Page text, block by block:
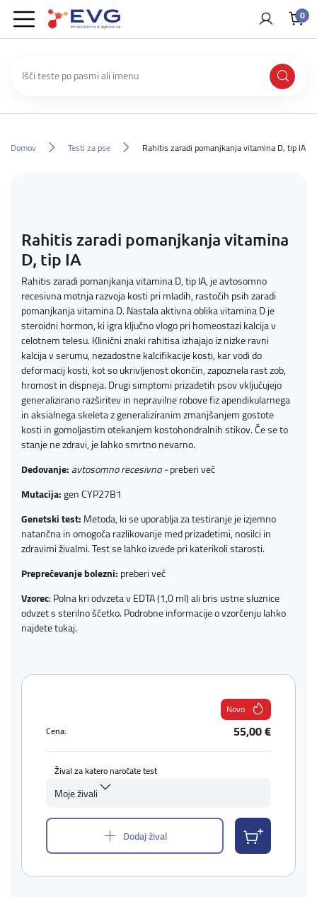
0
Domov Testi za pse Rahitis zaradi pomanjkanja vitamina D, tip IA
Rahitis zaradi pomanjkanja vitamina
D, tip IA
Rahitis zaradi pomanjkanja vitamina D, tip IA, je avtosomno
recesivna motnja razvoja kosti pri mladih, rastočih psih zaradi
pomanjkanja vitamina D. Nastala aktivna oblika vitamina D je
steroidni hormon, ki igra ključno vlogo pri homeostazi kalcija v
celotnem telesu. Klinični znaki rahitisa izhajajo iz nizke ravni
kalcija v serumu, nezadostne kalcifikacije kosti, kar vodi do
deformacij kosti, kot so ukrivljenost okončin, zapoznela rast zob,
hromost in dispneja. Drugi simptomi prizadetih psov vključujejo
generalizirano razširitev in nepravilne robove fiz apendikularnega
in aksialnega skeleta z generaliziranim zmanjšanjem gostote
kosti in gomoljastim otekanjem kostohondralnih stikov. Če se to
stanje ne zdravi, je lahko smrtno nevarno.
Dedovanje:avtosomno recesivno -preberi več
Mutacija:gen CYP27B1
Genetski test:Metoda, ki se uporablja za testiranje je izjemno
natančna in omogoča razlikovanje med prizadetimi, nosilci in
zdravimi živalmi. Test se lahko izvede pri katerikoli starosti.
Preprečevanje bolezni:preberi več
Vzorec: Polna kri odvzeta v EDTA (1,0 ml) ali bris ustne sluznice
odvzet s sterilno ščetko. Podrobne informacije o vzorčenju lahko
najdetetukaj.
Novo
Cena:
55,00 €
Žival za katero naročate test
Moje živali
Dodaj žival